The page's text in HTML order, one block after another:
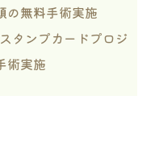
の無料手術実施
タンプカードプロジ
術実施